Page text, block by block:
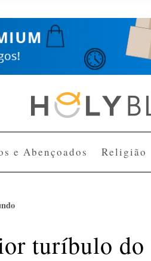
e Abençoados Religião
turíbulo do